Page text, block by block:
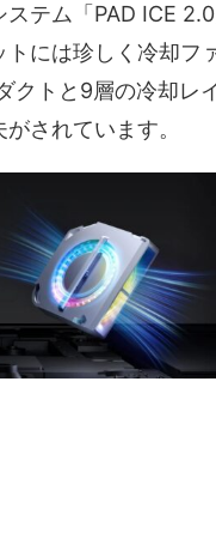
ステム「PAD ICE
には珍しく冷却フ
クトと9層の冷却レ
されています。